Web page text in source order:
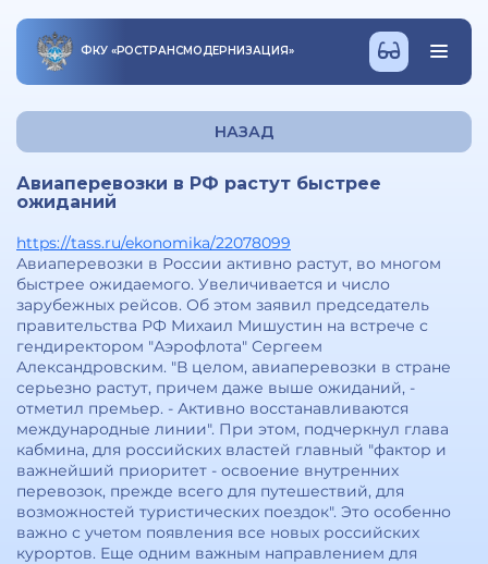
ФКУ «РОСТРАНСМОДЕРНИЗАЦИЯ»
НАЗАД
Авиаперевозки в РФ растут быстрее
ожиданий
https://tass.ru/ekonomika/22078099
Авиаперевозки в России активно растут, во многом
быстрее ожидаемого. Увеличивается и число
зарубежных рейсов. Об этом заявил председатель
правительства РФ Михаил Мишустин на встрече с
гендиректором "Аэрофлота" Сергеем
Александровским. "В целом, авиаперевозки в стране
серьезно растут, причем даже выше ожиданий, -
отметил премьер. - Активно восстанавливаются
международные линии". При этом, подчеркнул глава
кабмина, для российских властей главный "фактор и
важнейший приоритет - освоение внутренних
перевозок, прежде всего для путешествий, для
возможностей туристических поездок". Это особенно
важно с учетом появления все новых российских
курортов. Еще одним важным направлением для